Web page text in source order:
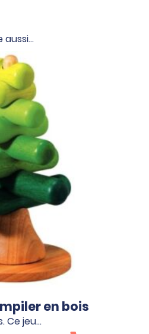
aussi…
en bois
Ce jeu…